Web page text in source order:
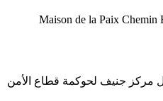
Maison de la Paix
مركز جنيف لحوكمة قطاع الأمن